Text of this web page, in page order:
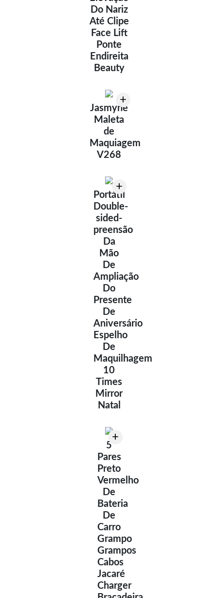
Do Nariz
Até Clipe
Face Lift
Ponte
Endireita
Beauty
+
Jasmyne
Maleta
de
Maquiagem
V268
+
Portátil
Double-
sided-
preensão
Da
Mão
De
Ampliação
Do
Presente
De
Aniversário
Espelho
De
Maquilhagem
10
Times
Mirror
Natal
+
5
Pares
Preto
Vermelho
De
Bateria
De
Carro
Grampo
Grampos
Cabos
Jacaré
Charger